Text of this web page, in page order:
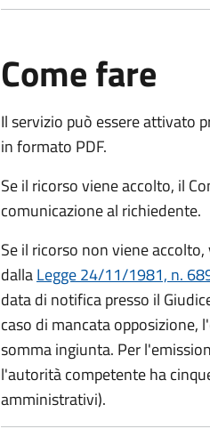
Come fare
Il servizio può essere attivato
in formato PDF.
Se il ricorso viene accolto, il
comunicazione al richiedente.
Se il ricorso non viene
dallaLegge 24/11/1981, n.
data di notifica presso il
caso di mancata opposizione,
somma ingiunta. Per
l'autorità competente ha
amministrativi).